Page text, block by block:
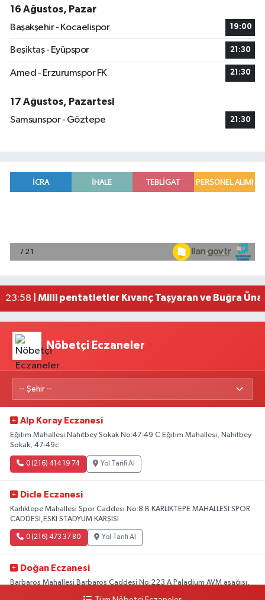
16 Ağustos, Pazar
Başakşehir - Kocaelispor
19:00
Beşiktaş - Eyüpspor 21:30
Amed - Erzurumspor FK 21:30
17 Ağustos, Pazartesi
Samsunspor - Göztepe
21:30
00:39 |
Mersin'de uyuşturucu operasyonunda 190
23:58 | Milli pentatletler Kıvanç Taşyaran ve Buğra
Nöbetçi Eczaneler
Alp Koray Eczanesi
Eğitim Mahallesi Nahitbey Sokak No:47-49 C Eğitim Mahallesi, Nahitbey
Sokak, 47-49c
0 (216) 414 19 74 Yol Tarifi Al
Dicle Eczanesi
Karlıktepe Mahallesi Spor Caddesi No:8 B KARLIKTEPE MAHALLESİ SPOR
CADDESİ,ESKİ STADYUM KARŞISI
0 (216) 473 37 80 Yol Tarifi Al
Doğan Eczanesi
Barbaros Mahallesi Barbaros Caddesi No:223 A Paladium AVM aşağısı,